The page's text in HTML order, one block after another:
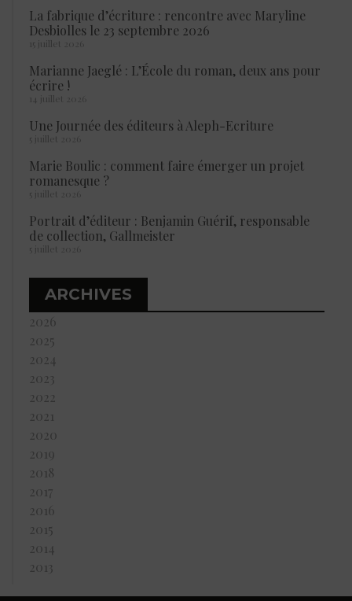
La fabrique d’écriture : rencontre avec Maryline
Desbiolles le 23 septembre 2026
15 juillet 2026
Marianne Jaeglé : L’École du roman, deux ans pour
écrire !
14 juillet 2026
Une Journée des éditeurs à Aleph-Ecriture
5 juillet 2026
Marie Boulic : comment faire émerger un projet
romanesque ?
5 juillet 2026
Portrait d’éditeur : Benjamin Guérif, responsable
de collection, Gallmeister
5 juillet 2026
ARCHIVES
2026
2025
2024
2023
2022
2021
2020
2019
2018
2017
2016
2015
2014
2013